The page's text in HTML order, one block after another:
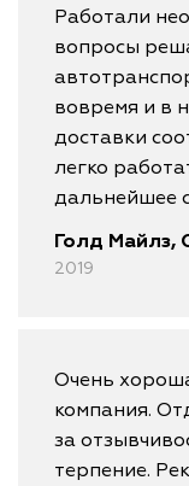
Работали
вопросы
вовремя и в
доставки
легко
дальнейшее
Голд Майлз,
2019
Очень
компания.
за
терпение.